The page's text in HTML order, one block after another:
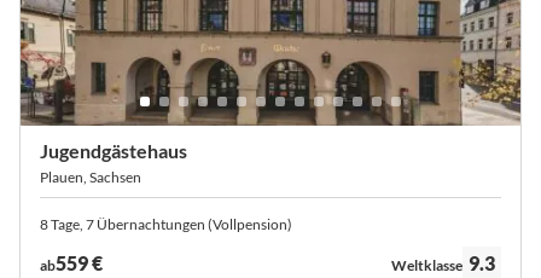
Jugendgästehaus
Plauen, Sachsen
8 Tage, 7 Übernachtungen (Vollpension)
ab559 € Bewertung:
Weltklasse 9.3